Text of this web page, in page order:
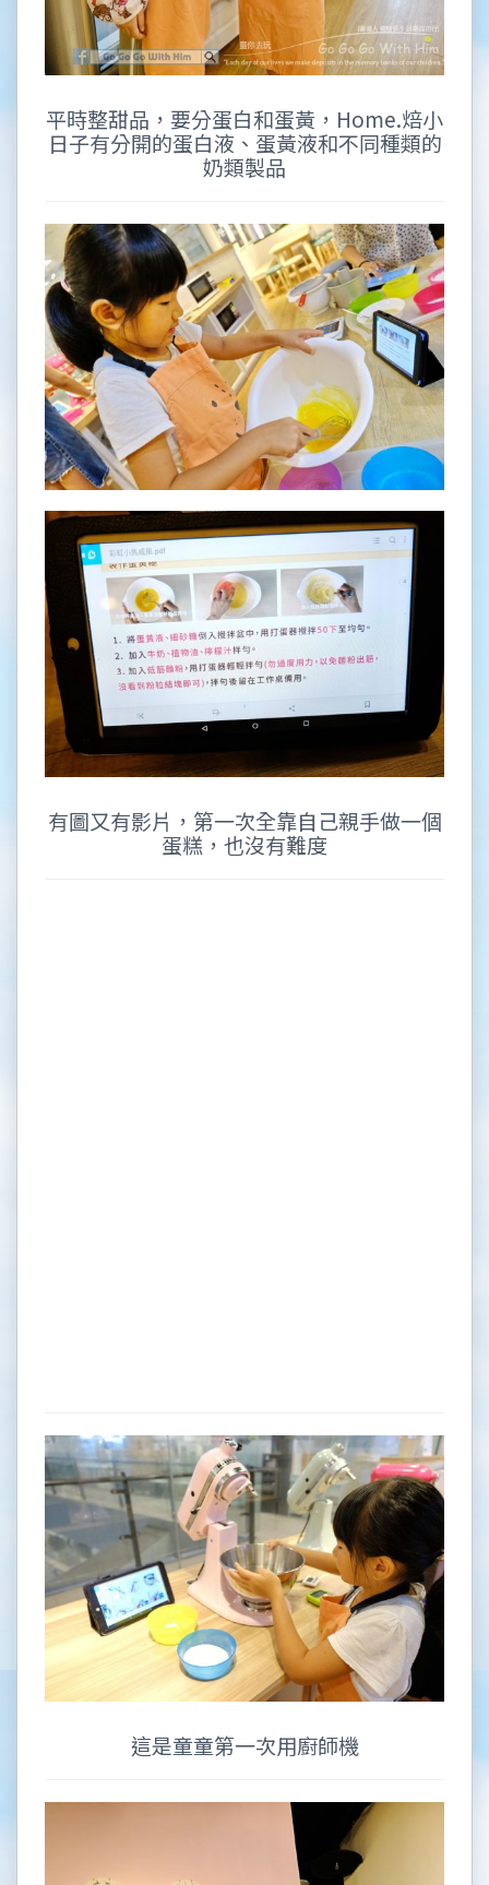
平時整甜品，要分蛋白和蛋黃，Home.焙小
日子有分開的蛋白液、蛋黃液和不同種類的
奶類製品
有圖又有影片，第一次全靠自己親手做一個
蛋糕，也沒有難度
這是童童第一次用廚師機